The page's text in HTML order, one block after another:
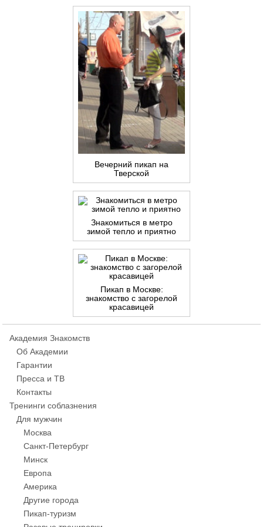
Вечерний пикап на
Тверской
Знакомиться в метро
зимой тепло и приятно
Пикап в Москве:
знакомство с загорелой
красавицей
Академия Знакомств
Об Академии
Гарантии
Пресса и ТВ
Контакты
Тренинги соблазнения
Для мужчин
Москва
Санкт-Петербург
Минск
Европа
Америка
Другие города
Пикап-туризм